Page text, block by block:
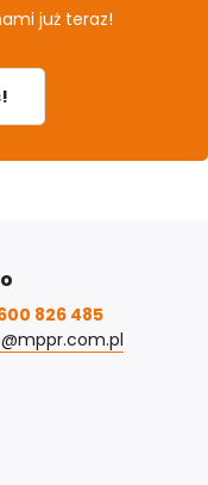
już teraz!
826 485